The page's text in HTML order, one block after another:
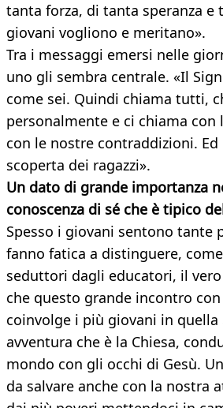
tanta forza, di tanta speranza e
giovani vogliono e meritano».
Tra i messaggi emersi nelle
uno gli sembra centrale. «Il
come sei. Quindi chiama tutti,
personalmente e ci chiama
con le nostre contraddizioni.
scoperta dei ragazzi».
Un dato di grande importanza
conoscenza di sé che è tipico
Spesso i giovani sentono tante
fanno fatica a distinguere,
seduttori dagli educatori, il
che questo grande incontro
coinvolge i più giovani in
avventura che è la Chiesa,
mondo con gli occhi di Gesù.
da salvare anche con la nostra